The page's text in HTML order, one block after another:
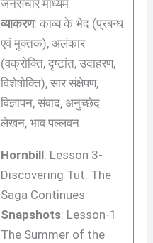
जनसंचार माध्यम
व्याकरण: काव्य के भेद (प्रबन्ध
एवं मुक्तक), अलंकार
(वक्रोक्ति, दृष्टांत, उदाहरण,
विशेषोक्ति), सार संक्षेपण,
विज्ञापन, संवाद, अनुच्छेद
लेखन, भाव पल्लवन
Hornbill: Lesson 3-
Discovering Tut: The
Saga Continues
Snapshots: Lesson-1
The Summer of the